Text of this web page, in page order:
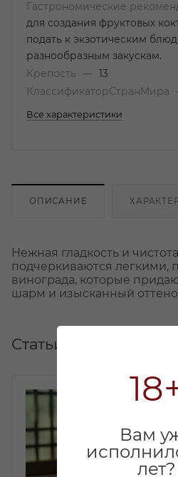
Вам
лет?
Гастрономические
для создания фруктовых
подать к экзотическим
разнообразным закускам.
Крепость
— 13
КлассификаторСтранМира
Все характеристики
ОПИСАНИЕ
Нежная гладкость и
подчеркиваются легкими,
винограда, которые
шарм и изысканный
Статьи